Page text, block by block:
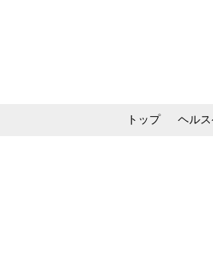
トップ ヘル